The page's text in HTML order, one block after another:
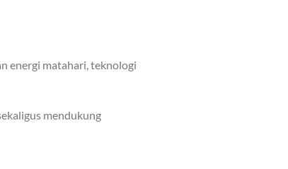
energi matahari, teknologi
mendukung